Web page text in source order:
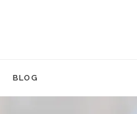
BLOG